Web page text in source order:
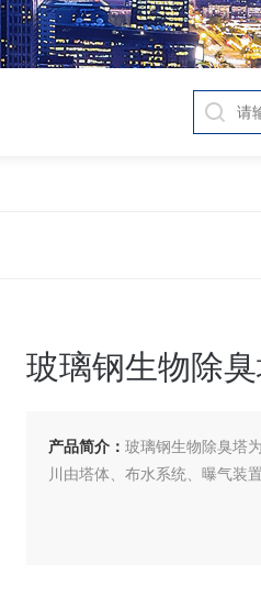
玻璃钢生物除臭
产品简介：玻璃钢生物除臭塔
川由塔体、布水系统、曝气装